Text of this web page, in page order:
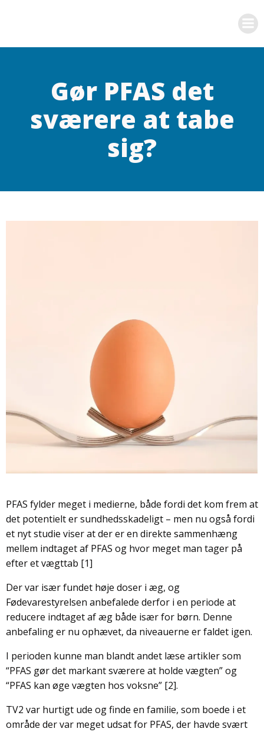
Gør PFAS det
sværere at tabe
sig?
PFAS fylder meget i medierne, både fordi det kom frem at
det potentielt er sundhedsskadeligt – men nu også fordi
et nyt studie viser at der er en direkte sammenhæng
mellem indtaget af PFAS og hvor meget man tager på
efter et vægttab [1]
Der var især fundet høje doser i æg, og
Fødevarestyrelsen anbefalede derfor i en periode at
reducere indtaget af æg både især for børn. Denne
anbefaling er nu ophævet, da niveauerne er faldet igen.
I perioden kunne man blandt andet læse artikler som
“PFAS gør det markant sværere at holde vægten” og
“PFAS kan øge vægten hos voksne” [2].
TV2 var hurtigt ude og finde en familie, som boede i et
område der var meget udsat for PFAS, der havde svært